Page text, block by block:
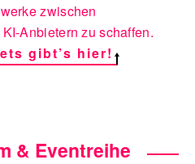
zwischen
Anbietern zu schaffen.
gibt’s hier!
& Eventreihe